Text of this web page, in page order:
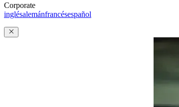
Corporate
inglésalemánfrancésespañol